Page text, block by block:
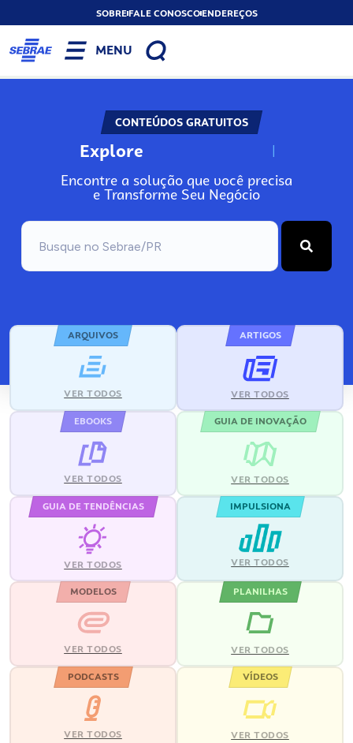
SOBREFALE CONOSCOENDEREÇOS
MENU
CONTEÚDOS GRATUITOS
Explore N
Encontre a solução que você precisa
e Transforme Seu Negócio
ARQUIVOS
VER TODOS
ARTIGOS
VER TODOS
EBOOKS
VER TODOS
GUIA DE INOVAÇÃO
VER TODOS
GUIA DE TENDÊNCIAS
VER TODOS
IMPULSIONA
VER TODOS
MODELOS
VER TODOS
PLANILHAS
VER TODOS
PODCASTS
VER TODOS
VÍDEOS
VER TODOS